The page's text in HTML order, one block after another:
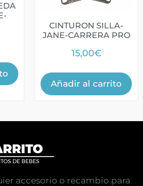
CINTURON SILLA-
JANE-CARRERA PRO
15,00€
Añadir al carrito
accesorio o recambio para